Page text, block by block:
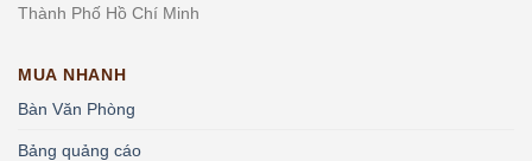
Thành Phố Hồ Chí Minh
MUA NHANH
Bàn Văn Phòng
Bảng quảng cáo